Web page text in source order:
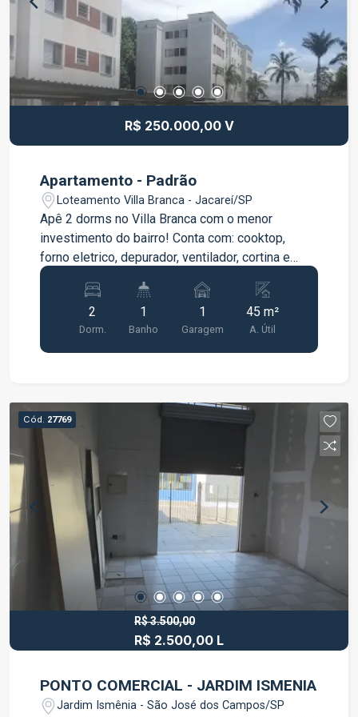
de vida ou investir. Entre em contato para mais
informações e agende sua visita.
R$ 250.000,00 V
Apartamento - Padrão
Loteamento Villa Branca - Jacareí/SP
Apê 2 dorms no Villa Branca com o menor
investimento do bairro! Conta com: cooktop,
forno eletrico, depurador, ventilador, cortina e
armários em madeira. Oportunidade no bairro
mais valorizado!
2
Dorm.
1
Banho
1
Garagem
45 m²
A. Útil
Cód. 27769
R$ 3.500,00
R$ 2.500,00 L
PONTO COMERCIAL - JARDIM ISMENIA
Jardim Ismênia - São José dos Campos/SP